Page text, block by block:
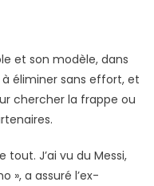
et son modèle, dans
éliminer sans effort, et
chercher la frappe ou
tout. J’ai vu du Messi,
», a assuré l’ex-